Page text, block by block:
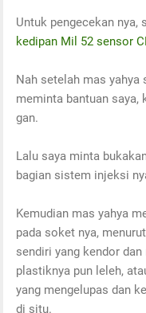
Untuk pengecekan nya,
kedipan Mil 52 sensor
Nah setelah mas yahya
meminta bantuan
gan.
Lalu saya minta
bagian sistem injeksi
Kemudian mas yahya
pada soket nya,
sendiri yang kendor
plastiknya pun leleh,
yang mengelupas dan
di situ.